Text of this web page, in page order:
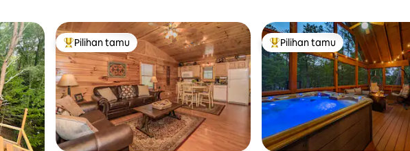
Pilihan tamu terpopuler
Pilihan tamu Pilihan tamu terpopuler
Pilihan tamu